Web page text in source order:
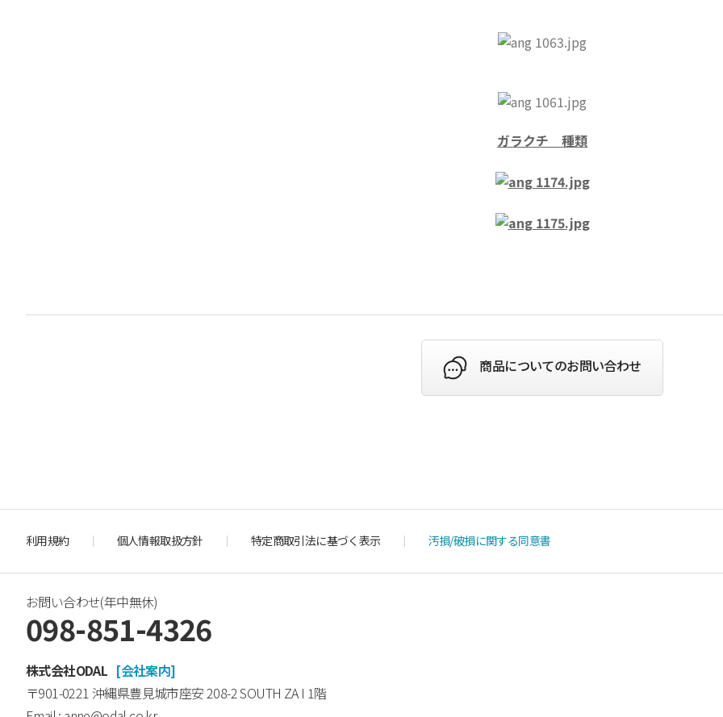
ガラクチ 種類
商品についてのお問い合わせ
利用規約 個人情報取扱方針 特定商取引法に基づく表示 汚損/破損に関する同意書
お問い合わせ(年中無休)
098-851-4326
株式会社ODAL [会社案内]
〒901-0221 沖縄県豊見城市座安 208-2 SOUTH ZA Ⅰ 1階